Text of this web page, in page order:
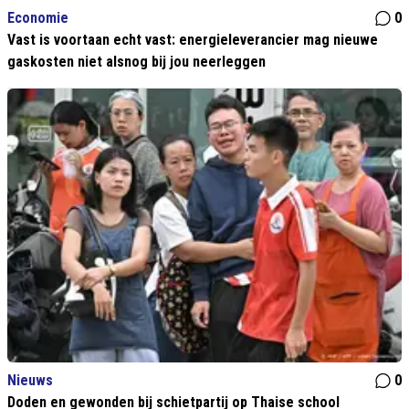
Economie
0
Vast is voortaan echt vast: energieleverancier mag nieuwe
gaskosten niet alsnog bij jou neerleggen
Nieuws
0
Doden en gewonden bij schietpartij op Thaise school